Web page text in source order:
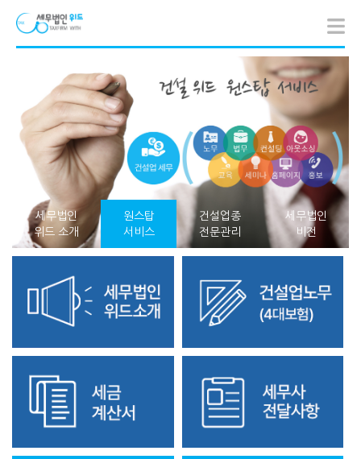
세무법인
위드 소개
원스탑
서비스
건설업종
전문관리
세무법인
비전